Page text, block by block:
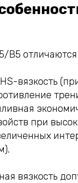
B5
вязкость
при
вязкость